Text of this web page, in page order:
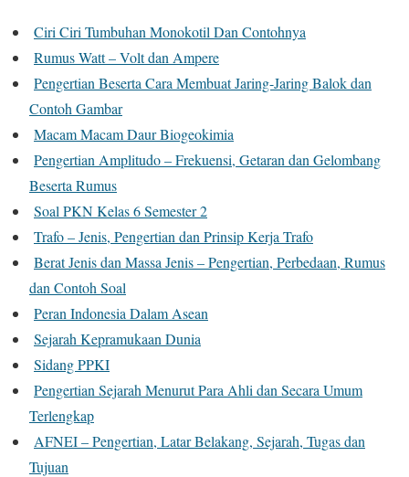
Ciri Ciri Tumbuhan Monokotil Dan Contohnya
Rumus Watt – Volt dan Ampere
Pengertian Beserta Cara Membuat Jaring-Jaring Balok dan
Contoh Gambar
Macam Macam Daur Biogeokimia
Pengertian Amplitudo – Frekuensi, Getaran dan Gelombang
Beserta Rumus
Soal PKN Kelas 6 Semester 2
Trafo – Jenis, Pengertian dan Prinsip Kerja Trafo
Berat Jenis dan Massa Jenis – Pengertian, Perbedaan, Rumus
dan Contoh Soal
Peran Indonesia Dalam Asean
Sejarah Kepramukaan Dunia
Sidang PPKI
Pengertian Sejarah Menurut Para Ahli dan Secara Umum
Terlengkap
AFNEI – Pengertian, Latar Belakang, Sejarah, Tugas dan
Tujuan